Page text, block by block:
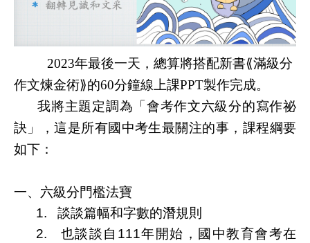
2023年最後一天，總算將搭配新書⟪滿級分
作文煉金術⟫的60分鐘線上課PPT製作完成。
我將主題定調為「會考作文六級分的寫作祕
訣」，這是所有國中考生最關注的事，課程綱要
如下：
一、 六級分門檻法寶
1.
談談篇幅和字數的潛規則
2.
也談談自 111年開始，國中教育會考在